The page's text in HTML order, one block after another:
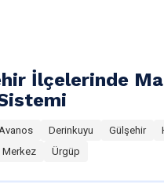
İlçelerinde
Avanos Derinkuyu Gülşehir
Merkez Ürgüp